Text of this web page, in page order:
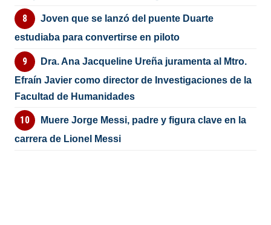
Joven que se lanzó del puente Duarte
estudiaba para convertirse en piloto
Dra. Ana Jacqueline Ureña juramenta al Mtro.
Efraín Javier como director de Investigaciones de la
Facultad de Humanidades
Muere Jorge Messi, padre y figura clave en la
carrera de Lionel Messi